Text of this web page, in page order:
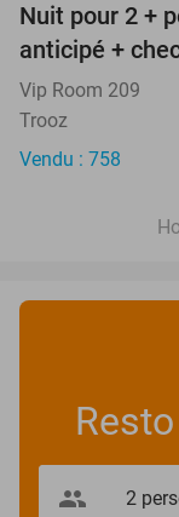
Nuit pour 2 +
anticipé +
Vip Room 209
Trooz
Vendu : 758